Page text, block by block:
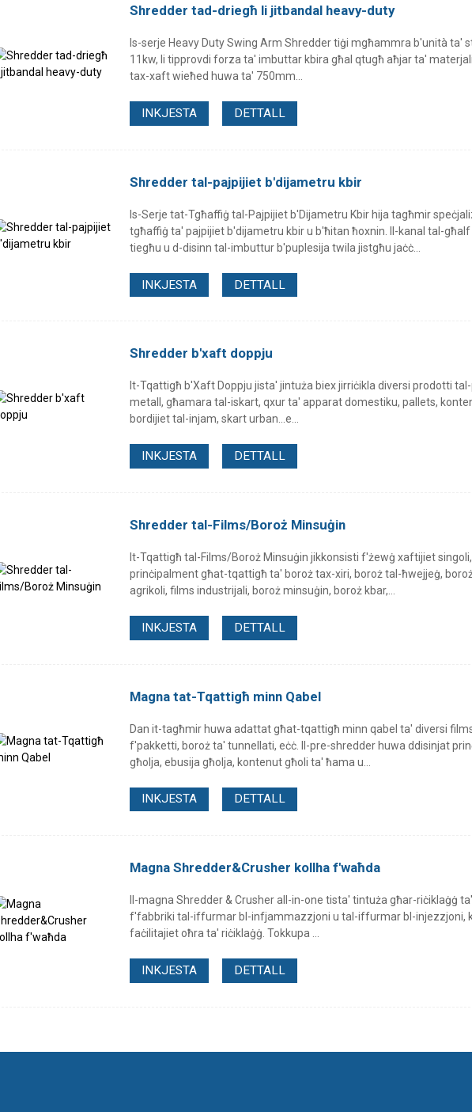
Shredder tad-driegħ li jitbandal heavy-duty
Is-serje Heavy Duty Swing Arm Shredder tiġi mgħammra b'unità ta'
11kw, li tipprovdi forza ta' imbuttar kbira għal qtugħ aħjar ta'
tax-xaft wieħed huwa ta' 750mm...
INKJESTA DETTALL
Shredder tal-pajpijiet b'dijametru kbir
Is-Serje tat-Tgħaffiġ tal-Pajpijiet b'Dijametru Kbir hija tagħmir
tgħaffiġ ta' pajpijiet b'dijametru kbir u b'ħitan ħoxnin. Il-kanal tal-
tiegħu u d-disinn tal-imbuttur b'puplesija twila jistgħu jaċċ...
INKJESTA DETTALL
Shredder b'xaft doppju
It-Tqattigħ b'Xaft Doppju jista' jintuża biex jirriċikla diversi prodotti
metall, għamara tal-iskart, qxur ta' apparat domestiku, pallets,
bordijiet tal-injam, skart urban...e...
INKJESTA DETTALL
Shredder tal-Films/Boroż Minsuġin
It-Tqattigħ tal-Films/Boroż Minsuġin jikkonsisti f'żewġ xaftijiet
prinċipalment għat-tqattigħ ta' boroż tax-xiri, boroż tal-ħwejjeġ,
agrikoli, films industrijali, boroż minsuġin, boroż kbar,...
INKJESTA DETTALL
Magna tat-Tqattigħ minn Qabel
Dan it-tagħmir huwa adattat għat-tqattigħ minn qabel ta' diversi
f'pakketti, boroż ta' tunnellati, eċċ. Il-pre-shredder huwa ddisinjat
għolja, ebusija għolja, kontenut għoli ta' ħama u...
INKJESTA DETTALL
Magna Shredder&Crusher kollha f'waħda
Il-magna Shredder & Crusher all-in-one tista' tintuża għar-riċiklaġġ
f'fabbriki tal-iffurmar bl-infjammazzjoni u tal-iffurmar bl-injezzjoni,
faċilitajiet oħra ta' riċiklaġġ. Tokkupa ...
INKJESTA DETTALL